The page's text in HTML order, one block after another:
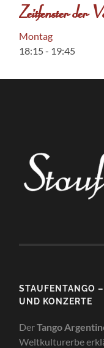
Zeitfenster der
Montag
18:15- 19:45
STAUFENTANGO
UND KONZERTE
DerTango
Weltkulturerbe